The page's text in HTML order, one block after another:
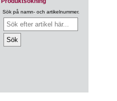
Sök på namn- och artikelnummer.